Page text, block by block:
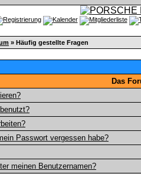
» Häufig gestellte Fragen
Das
Passwort vergessen habe?
meinen Benutzernamen?